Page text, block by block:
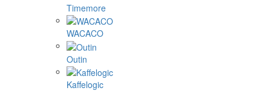
Timemore
WACACO
Outin
Kaffelogic